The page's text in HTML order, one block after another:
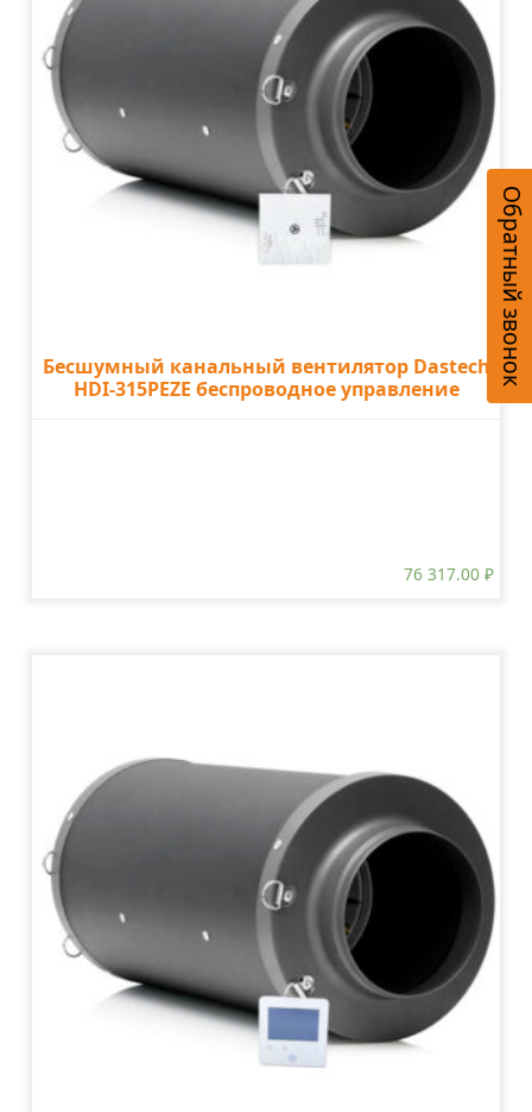
Бесшумный канальный вентилятор Dastech
HDI-315PEZE беспроводное управление
76 317.00 ₽
Обратный звонок